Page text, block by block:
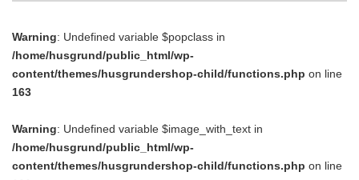
Warning: Undefined variable $popclass in
/home/husgrund/public_html/wp-
content/themes/husgrundershop-child/functions.php on line
163
Warning: Undefined variable $image_with_text in
/home/husgrund/public_html/wp-
content/themes/husgrundershop-child/functions.php on line